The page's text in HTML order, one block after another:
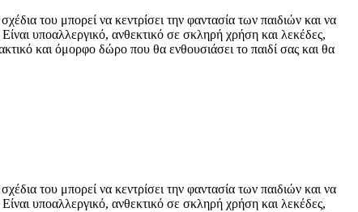
του μπορεί να κεντρίσει την φαντασία των παιδιών και να
υποαλλεργικό, ανθεκτικό σε σκληρή χρήση και λεκέδες,
και όμορφο δώρο που θα ενθουσιάσει το παιδί σας και θα
του μπορεί να κεντρίσει την φαντασία των παιδιών και να
υποαλλεργικό, ανθεκτικό σε σκληρή χρήση και λεκέδες,